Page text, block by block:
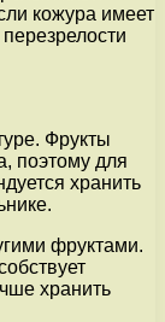
кожура имеет
Фрукты
поэтому для
хранить
фруктами.
хранить